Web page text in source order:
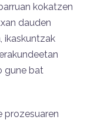
kokatzen
dauden
ikaskuntzak
gune bat
prozesuaren